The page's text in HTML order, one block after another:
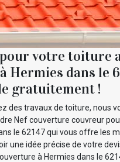
votre toiture
Hermies dans le
gratuitement !
des travaux de toiture, nous
Nef couverture couvreur
le 62147 qui vous offre les
une idée précise de votre
à Hermies dans le